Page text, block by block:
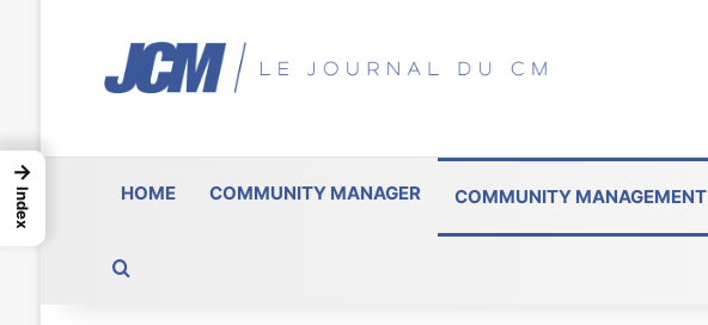
HOME COMMUNITY MANAGER COMMUNITY MANAGEMENT
→
Index